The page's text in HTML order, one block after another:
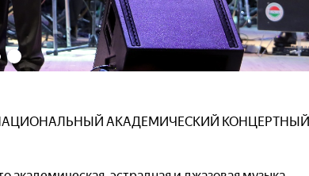
«НАЦИОНАЛЬНЫЙ АКАДЕМИЧЕСКИЙ КОНЦЕРТНЫЙ